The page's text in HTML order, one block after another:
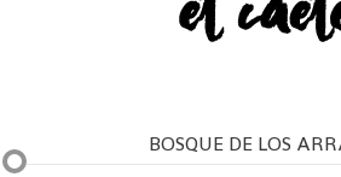
BOSQUE DE LOS